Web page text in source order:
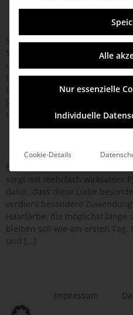
Sonne? Aber sicher! Soleil
Sonnenschutz in puren
der sommerlich sinnliche Duft
Lotionen und Cremes befreien
Lust und Vernunft. Der
Jahreszeit. Es ist warm und
und man verbringt sie
Einfach brillant! Sie lieben Ihre
sorgt mit mehrfach wirksamer
dafür, dass diese Liebe
verdient besondere
Haarfarbe, die möglichst lange
bleiben soll wie am ersten
und […]
Impressum
Alle
Nur essenzielle
Individuelle
Cookie-Details